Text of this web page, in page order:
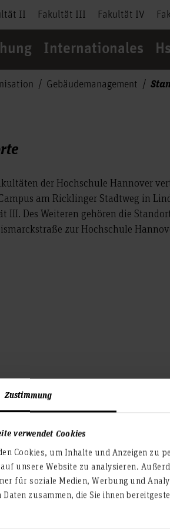
Zustimmung
verwendet Cookies
Cookies, um Inhalte und Anzeigen zu
unsere Website zu analysieren.
für soziale Medien, Werbung und
Daten zusammen, die Sie ihnen
II Fakultät III Fakultät IV
Internationales
Gebäudemanagement
der Hochschule Hannover
am Ricklinger Stadtweg in
III. Des Weiteren gehören die
zur Hochschule
vertiefen
Anschrift der